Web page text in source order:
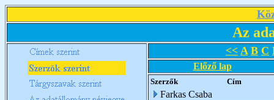
Az
<< A B C
Előző lap
Szerzők Cím
Farkas Csaba